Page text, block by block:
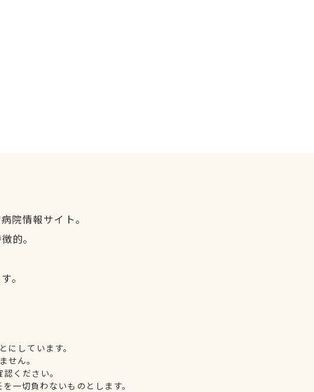
院情報サイト。
的。
。
しています。
せん。
ください。
一切負わないものとします。